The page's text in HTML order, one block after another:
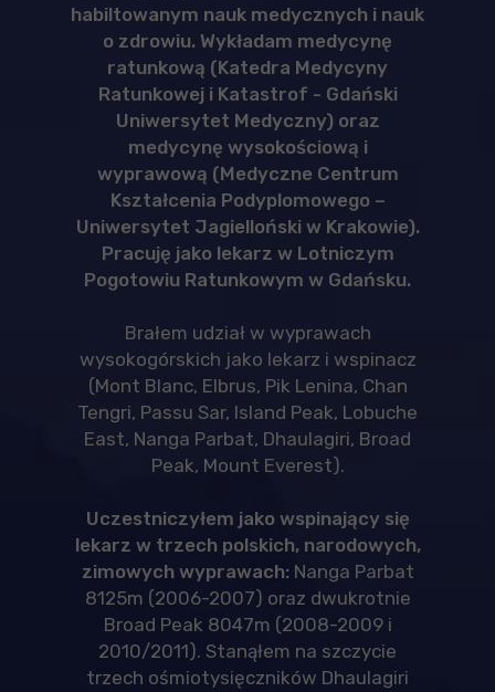
habiltowanym nauk medycznych i nauk
o zdrowiu. Wykładam medycynę
ratunkową (Katedra Medycyny
Ratunkowej i Katastrof - Gdański
Uniwersytet Medyczny) oraz
medycynę wysokościową i
wyprawową (Medyczne Centrum
Kształcenia Podyplomowego –
Uniwersytet Jagielloński w Krakowie).
Pracuję jako lekarz w Lotniczym
Pogotowiu Ratunkowym w Gdańsku.
Brałem udział w wyprawach
wysokogórskich jako lekarz i wspinacz
(Mont Blanc, Elbrus, Pik Lenina, Chan
Tengri, Passu Sar, Island Peak, Lobuche
East, Nanga Parbat, Dhaulagiri, Broad
Peak, Mount Everest).
Uczestniczyłem jako wspinający się
lekarz w trzech polskich, narodowych,
zimowych wyprawach: Nanga Parbat
8125m (2006-2007) oraz dwukrotnie
Broad Peak 8047m (2008-2009 i
2010/2011). Stanąłem na szczycie
trzech ośmiotysięczników Dhaulagiri